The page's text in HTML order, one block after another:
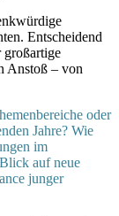
Entscheidend
großartige
Anstoß – von
oder
Jahre? Wie
im
auf neue
junger